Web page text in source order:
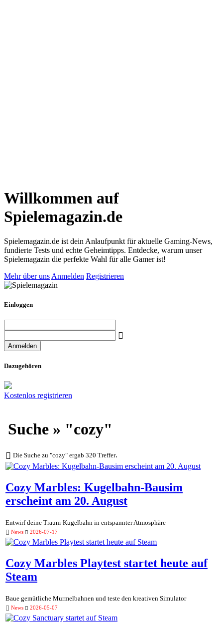
Willkommen auf
Spielemagazin.de
Spielemagazin.de ist dein Anlaufpunkt für aktuelle Gaming-News,
fundierte Tests und echte Geheimtipps. Entdecke, warum unser
Spielemagazin die perfekte Wahl für alle Gamer ist!
Mehr über uns Anmelden Registrieren
Einloggen
Dazugehören
Kostenlos registrieren
Suche » "cozy"
Die Suche zu "cozy" ergab 320 Treffer.
Cozy Marbles: Kugelbahn-Bausim
erscheint am 20. August
Entwirf deine Traum-Kugelbahn in entspannter Atmosphäre
News 2026-07-17
Cozy Marbles Playtest startet heute auf
Steam
Baue gemütliche Murmelbahnen und teste den kreativen Simulator
News 2026-05-07